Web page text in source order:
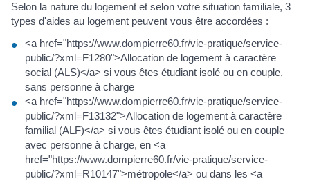
Selon la nature du logement et selon votre situation familiale, 3
types d'aides au logement peuvent vous être accordées :
<a href="https://www.dompierre60.fr/vie-pratique/service-
public/?xml=F1280">Allocation de logement à caractère
social (ALS)</a> si vous êtes étudiant isolé ou en couple,
sans personne à charge
<a href="https://www.dompierre60.fr/vie-pratique/service-
public/?xml=F13132">Allocation de logement à caractère
familial (ALF)</a> si vous êtes étudiant isolé ou en couple
avec personne à charge, en <a
href="https://www.dompierre60.fr/vie-pratique/service-
public/?xml=R10147">métropole</a> ou dans les <a